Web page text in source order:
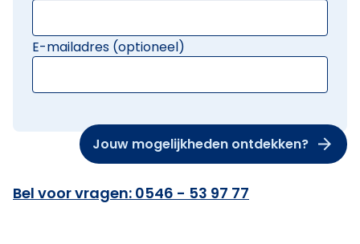
E-mailadres (optioneel)
Jouw mogelijkheden ontdekken?
Bel voor vragen: 0546 - 53 97 77